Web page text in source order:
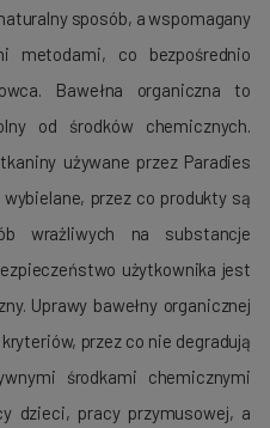
sposób, a wspomagany
metodami, co bezpośrednio
Bawełna organiczna to
od środków chemicznych.
używane przez Paradies
przez co produkty są
wrażliwych na substancje
użytkownika jest
Uprawy bawełny organicznej
przez co nie degradują
środkami chemicznymi
dzieci, pracy przymusowej, a